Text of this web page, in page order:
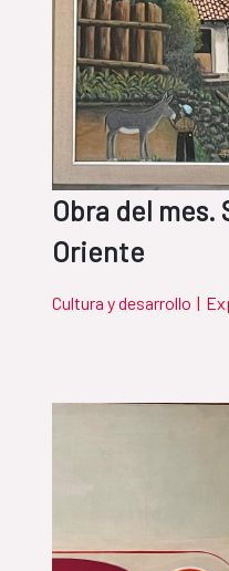
Obra del mes.
Oriente
Cultura y desarrollo |